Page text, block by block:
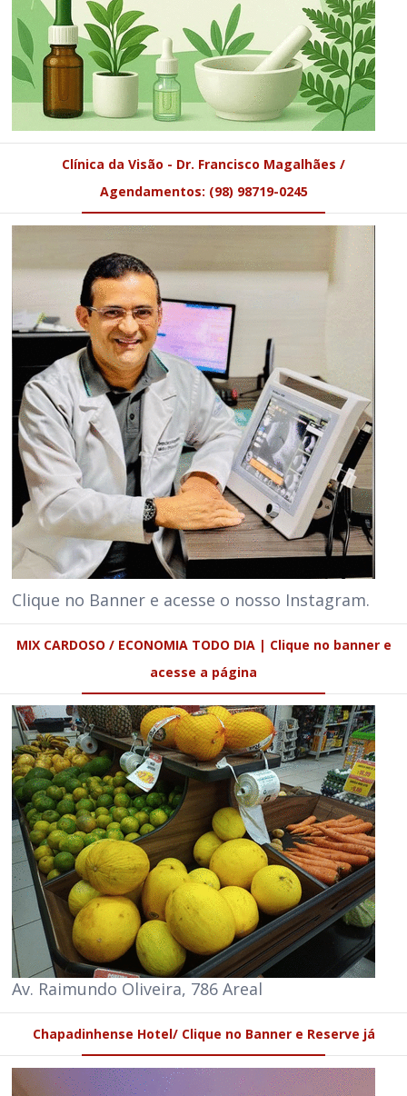
Clínica da Visão - Dr. Francisco Magalhães /
Agendamentos: (98) 98719-0245
Clique no Banner e acesse o nosso Instagram.
MIX CARDOSO / ECONOMIA TODO DIA | Clique no banner e
acesse a página
Av. Raimundo Oliveira, 786 Areal
Chapadinhense Hotel/ Clique no Banner e Reserve já